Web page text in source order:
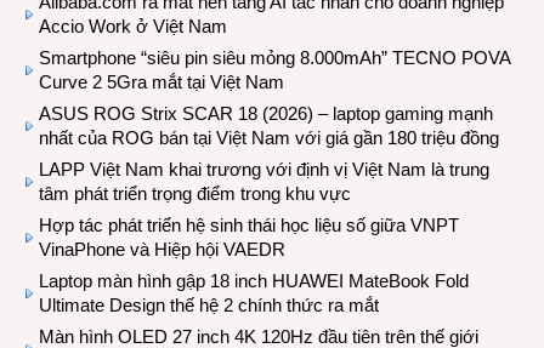
Accio Work ở Việt Nam
Smartphone “siêu pin siêu mỏng 8.000mAh” TECNO POVA
Curve 2 5Gra mắt tại Việt Nam
ASUS ROG Strix SCAR 18 (2026) – laptop gaming mạnh
nhất của ROG bán tại Việt Nam với giá gần 180 triệu đồng
LAPP Việt Nam khai trương với định vị Việt Nam là trung
tâm phát triển trọng điểm trong khu vực
Hợp tác phát triển hệ sinh thái học liệu số giữa VNPT
VinaPhone và Hiệp hội VAEDR
Laptop màn hình gập 18 inch HUAWEI MateBook Fold
Ultimate Design thế hệ 2 chính thức ra mắt
Màn hình OLED 27 inch 4K 120Hz đầu tiên trên thế giới